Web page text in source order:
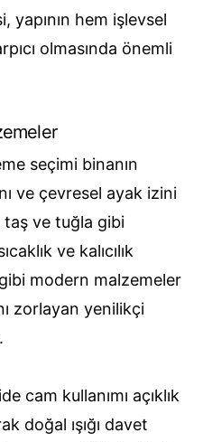
yapının hem işlevsel
olmasında önemli
seçimi binanın
ve çevresel ayak izini
ve tuğla gibi
ve kalıcılık
modern malzemeler
zorlayan yenilikçi
cam kullanımı açıklık
doğal ışığı davet